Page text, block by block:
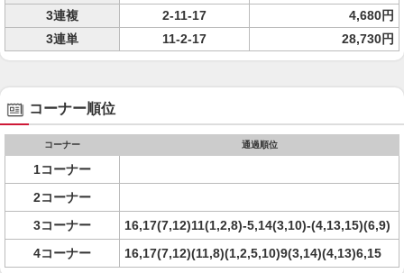
3連複
2-11-17
4,680円
3連単
11-2-17 28,730円
コーナー順位
コーナー 通過順位
1コーナー
2コーナー
3コーナー
16,17(7,12)11(1,2,8)-5,14(3,10)-(4,13,15)(6,9)
4コーナー
16,17(7,12)(11,8)(1,2,5,10)9(3,14)(4,13)6,15